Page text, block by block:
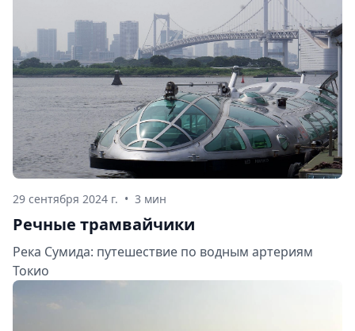
29 сентября 2024 г. • 3 мин
Речные трамвайчики
Река Сумида: путешествие по водным артериям
Токио